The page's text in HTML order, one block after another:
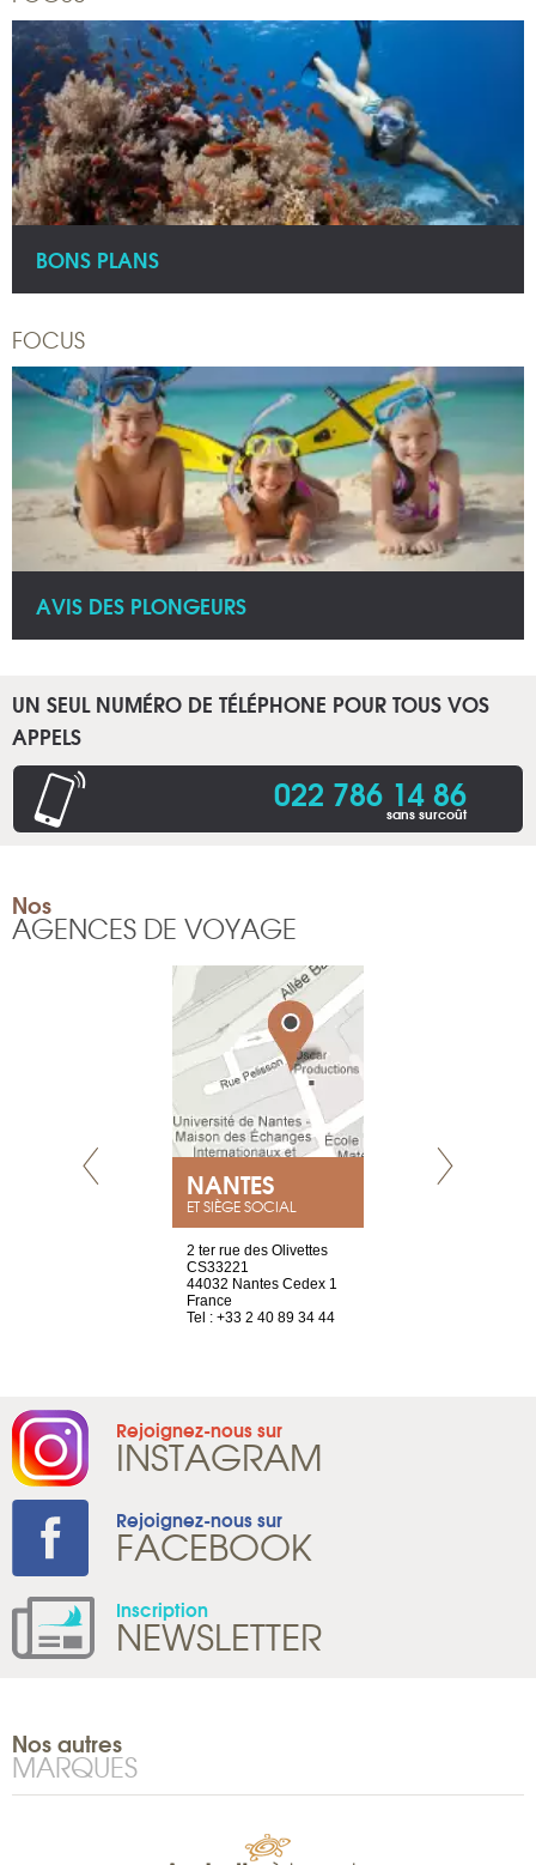
BONS PLANS
FOCUS
AVIS DES PLONGEURS
UN SEUL NUMÉRO DE TÉLÉPHONE POUR TOUS VOS
APPELS
022 786 14 86
sans surcoût
Nos
AGENCES DE VOYAGE
NANTES
ET SIÈGE SOCIAL
2 ter rue des Olivettes
CS33221
44032 Nantes Cedex 1
France
Tel : +33 2 40 89 34 44
Rejoignez-nous sur
INSTAGRAM
Rejoignez-nous sur
FACEBOOK
Inscription
NEWSLETTER
Nos autres
MARQUES